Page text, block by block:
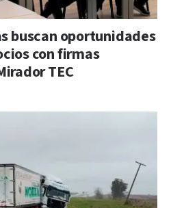
buscan oportunidades
con firmas
TEC